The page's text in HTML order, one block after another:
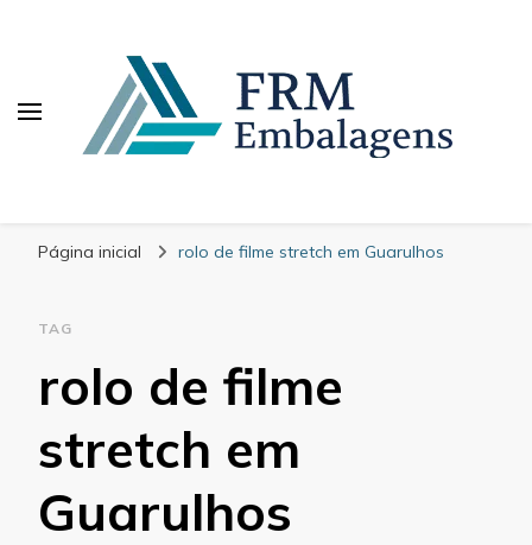
Página inicial rolo de filme stretch em Guarulhos
TAG
rolo de filme
stretch em
Guarulhos